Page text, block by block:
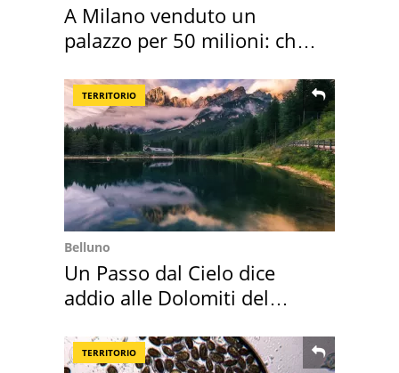
A Milano venduto un
palazzo per 50 milioni: chi
TERRITORIO
Belluno
Un Passo dal Cielo dice
addio alle Dolomiti del
TERRITORIO